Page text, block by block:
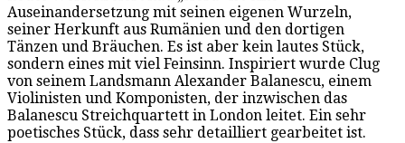
Auseinandersetzung mit seinen eigenen Wurzeln,
seiner Herkunft aus Rumänien und den dortigen
Tänzen und Bräuchen. Es ist aber kein lautes Stück,
sondern eines mit viel Feinsinn. Inspiriert wurde Clug
von seinem Landsmann Alexander Balanescu, einem
Violinisten und Komponisten, der inzwischen das
Balanescu Streichquartett in London leitet. Ein sehr
poetisches Stück, dass sehr detailliert gearbeitet ist.